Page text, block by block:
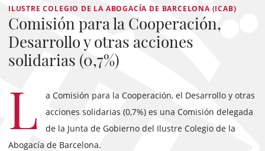
ILUSTRE COLEGIO DE LA ABOGACÍA DE BARCELONA (ICAB)
Comisión para la Cooperación,
Desarrollo y otras acciones
solidarias (0,7%)
L
a Comisión para la Cooperación, el Desarrollo y otras
acciones solidarias (0,7%) es una Comisión delegada
de la Junta de Gobierno del Ilustre Colegio de la
Abogacía de Barcelona.